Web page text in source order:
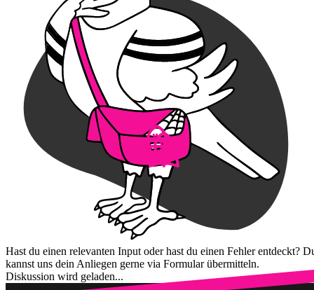
Hast du einen relevanten Input oder hast du einen Fehler entdeckt?
kannst uns dein Anliegen gerne via Formular übermitteln.
Diskussion wird geladen...